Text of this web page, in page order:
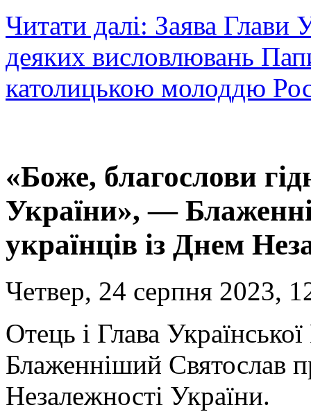
Читати далі: Заява
деяких висловлювань
католицькою молоддю
«Боже, благослови
України», —
українців із Днем
Четвер, 24 серпня 2023,
Отець і Глава
Блаженніший Святослав
Незалежності України.